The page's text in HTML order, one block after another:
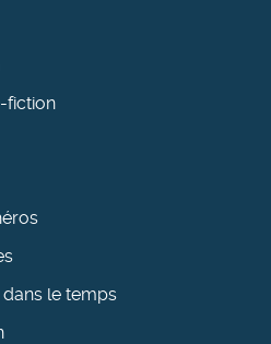
fiction
le temps